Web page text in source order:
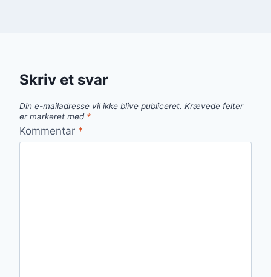
Skriv et svar
Din e-mailadresse vil ikke blive publiceret. Krævede felter
er markeret med *
Kommentar *